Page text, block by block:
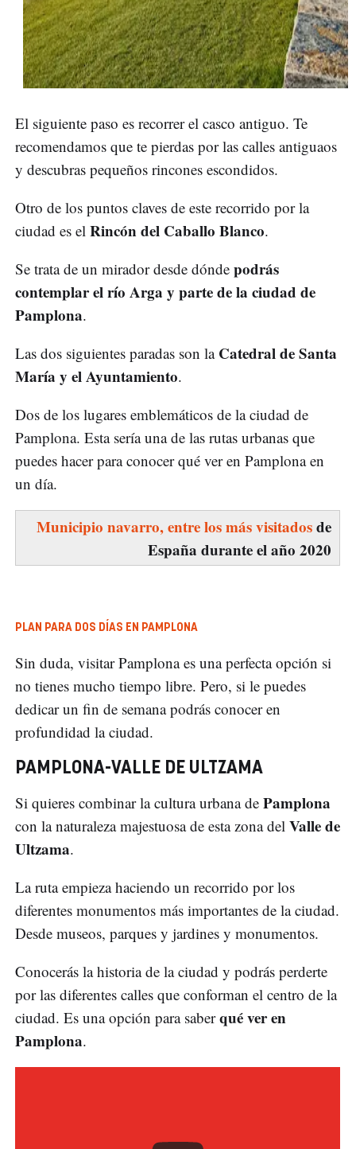
El siguiente paso es recorrer el casco antiguo. Te
recomendamos que te pierdas por las calles antiguaos
y descubras pequeños rincones escondidos.
Otro de los puntos claves de este recorrido por la
ciudad es el Rincón del Caballo Blanco.
Se trata de un mirador desde dónde podrás
contemplar el río Arga y parte de la ciudad de
Pamplona.
Las dos siguientes paradas son la Catedral de Santa
María y el Ayuntamiento.
Dos de los lugares emblemáticos de la ciudad de
Pamplona. Esta sería una de las rutas urbanas que
puedes hacer para conocer qué ver en Pamplona en
un día.
Municipio navarro, entre los más visitadosde
España durante el año 2020
PLAN PARA DOS DÍAS EN PAMPLONA
Sin duda, visitar Pamplona es una perfecta opción si
no tienes mucho tiempo libre. Pero, si le puedes
dedicar un fin de semana podrás conocer en
profundidad la ciudad.
PAMPLONA-VALLE DE ULTZAMA
Si quieres combinar la cultura urbana de Pamplona
con la naturaleza majestuosa de esta zona del Valle de
Ultzama.
La ruta empieza haciendo un recorrido por los
diferentes monumentos más importantes de la ciudad.
Desde museos, parques y jardines y monumentos.
Conocerás la historia de la ciudad y podrás perderte
por las diferentes calles que conforman el centro de la
ciudad. Es una opción para saberqué ver en
Pamplona.